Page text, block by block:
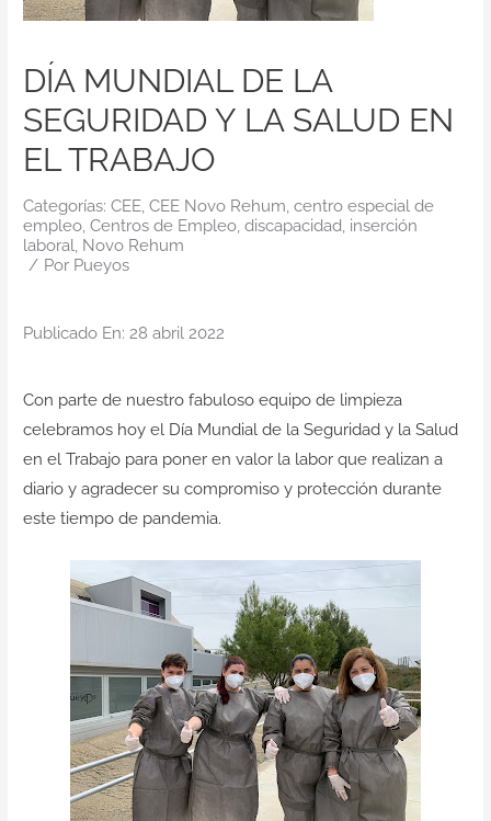
Contacto
DÍA MUNDIAL DE LA
SEGURIDAD Y LA SALUD EN
EL TRABAJO
Categorías: CEE, CEE Novo Rehum, centro especial de
empleo, Centros de Empleo, discapacidad, inserción
laboral, Novo Rehum
/ Por Pueyos
Publicado En: 28 abril 2022
Con parte de nuestro fabuloso equipo de limpieza
celebramos hoy el Día Mundial de la Seguridad y la Salud
en el Trabajo para poner en valor la labor que realizan a
diario y agradecer su compromiso y protección durante
este tiempo de pandemia.